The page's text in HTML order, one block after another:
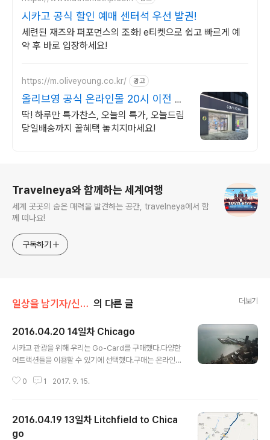
시카고 공식 할인 예매 센터석 우선 발권!
세련된 재즈와 퍼포먼스의 조화! e티켓으로 쉽고 빠르게 예
약 후 바로 입장하세요!
https://m.oliveyoung.co.kr/ 광고
올리브영 공식 온라인몰 20시 이전 주
문은 오늘드림
딱! 하루만 특가찬스, 오늘의 특가, 오늘드림
당일배송까지 꿀혜택 놓치지마세요!
Travelneya와 함께하는 세계여행
세계 곳곳의 숨은 매력을 발견하는 공간, travelneya에서 함
께 떠나요!
구독하기
일상을 남기자/신혼여행 의 다른 글 더보기
2016.04.20 14일차 Chicago
시카고 관광을 위해 우리는 Go-Card를 구매했다.다양한
어트랙션들을 이용할 수 있기에 선택했다.구매는 온라인으
콕 센터로 갔다. 이 곳 94층에는 360 전망대가 있다. - G
전거 대여도 Go-Card 포함 - 미시건 호수 길을 걸어보았
다.물이 정말 맑고 주변에 모래 백사장도 있었다. 미시건 호
0 1 2017. 9. 15.
2016.04.19 13일차 Litchfield to Chica
go